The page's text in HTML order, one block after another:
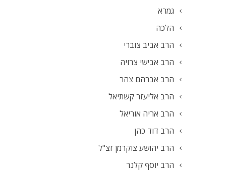
גמרא
הלכה
הרב אביב צוברי
הרב אבישי צרויה
הרב אברהם צהר
הרב אליעזר קשתיאל
הרב אריה אוריאל
הרב דוד כהן
הרב יהושע צוקרמן זצ"ל
הרב יוסף קלנר